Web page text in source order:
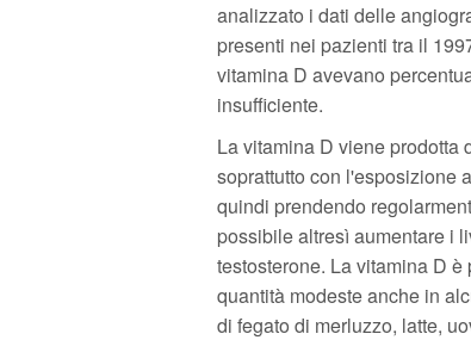
analizzato i dati delle
presenti nei pazienti tra il
vitamina D avevano
insufficiente.
La vitamina D viene prodotta
soprattutto con l'esposizione
quindi prendendo
possibile altresì aumentare i
testosterone. La vitamina D è
quantità modeste anche in
di fegato di merluzzo, latte,